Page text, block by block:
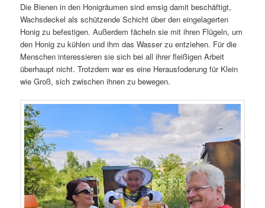
Die Bienen in den Honigräumen sind emsig damit beschäftigt,
Wachsdeckel als schützende Schicht über den eingelagerten
Honig zu befestigen. Außerdem fächeln sie mit ihren Flügeln, um
den Honig zu kühlen und ihm das Wasser zu entziehen. Für die
Menschen interessieren sie sich bei all ihrer fleißigen Arbeit
überhaupt nicht. Trotzdem war es eine Herausfoderung für Klein
wie Groß, sich zwischen ihnen zu bewegen.